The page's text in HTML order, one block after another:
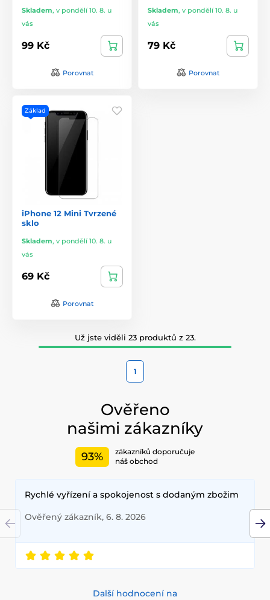
Skladem, v pondělí 10. 8. u
vás
99 Kč
Porovnat
Skladem, v pondělí 10. 8. u
vás
79 Kč
Porovnat
Základ
iPhone 12 Mini Tvrzené
sklo
Skladem, v pondělí 10. 8. u
vás
69 Kč
Porovnat
Už jste viděli 23 produktů z 23.
1
Ověřeno
našimi zákazníky
93%
zákazníků doporučuje
náš obchod
Rychlé vyřízení a spokojenost s dodaným zbožim
Ověřený zákazník, 6. 8. 2026
Další hodnocení na